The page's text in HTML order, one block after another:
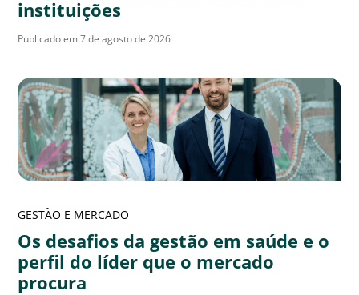
instituições
Publicado em 7 de agosto de 2026
GESTÃO E MERCADO
Os desafios da gestão em saúde e o
perfil do líder que o mercado
procura